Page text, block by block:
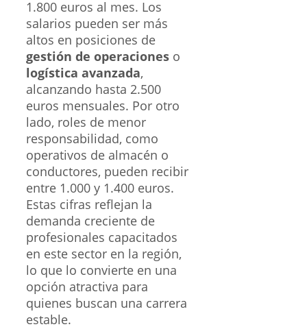
1.800 euros al mes. Los
salarios pueden ser más
altos en posiciones de
gestión de operaciones o
logística avanzada,
alcanzando hasta 2.500
euros mensuales. Por otro
lado, roles de menor
responsabilidad, como
operativos de almacén o
conductores, pueden recibir
entre 1.000 y 1.400 euros.
Estas cifras reflejan la
demanda creciente de
profesionales capacitados
en este sector en la región,
lo que lo convierte en una
opción atractiva para
quienes buscan una carrera
estable.